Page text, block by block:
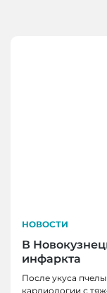
НОВОСТИ
В
инфаркта
После укуса
кардиологии с